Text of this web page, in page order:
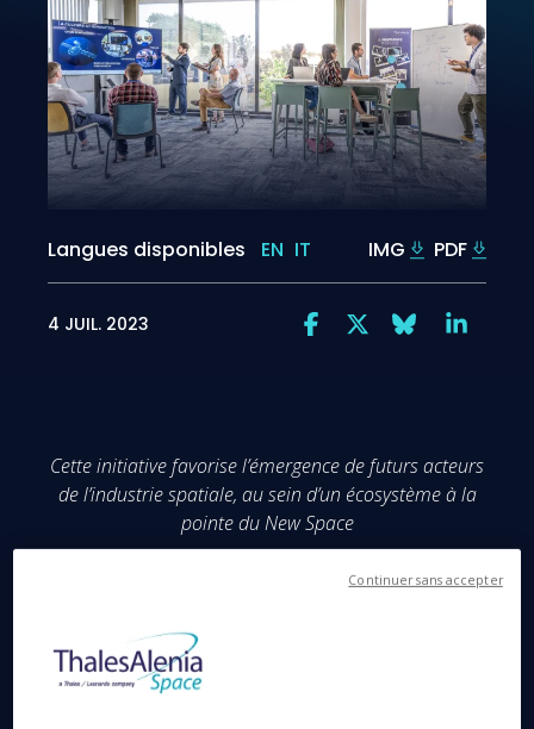
Langues disponibles EN IT IMG PDF
4 JUIL. 2023
Cette initiative favorise l’émergence de futurs acteurs
de l’industrie spatiale, au sein d’un écosystème à la
pointe du New Space
– A l’occasion des Assises
Thales Alenia Space, société conjointe entre Thales
(67%) et Leonardo (33%), annonce la création du
Space Business Catalyst, un accélérateur industriel
Continuer sans accepter